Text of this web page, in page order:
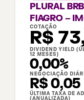
PLURAL
FIAGRO –
COTAÇÃO
R$
DIVIDEND YIELD
12 MESES)
0,00%
NEGOCIAÇÃO
R$ 0,05
ÚLTIMA TAXA DE
(ANUALIZADA)